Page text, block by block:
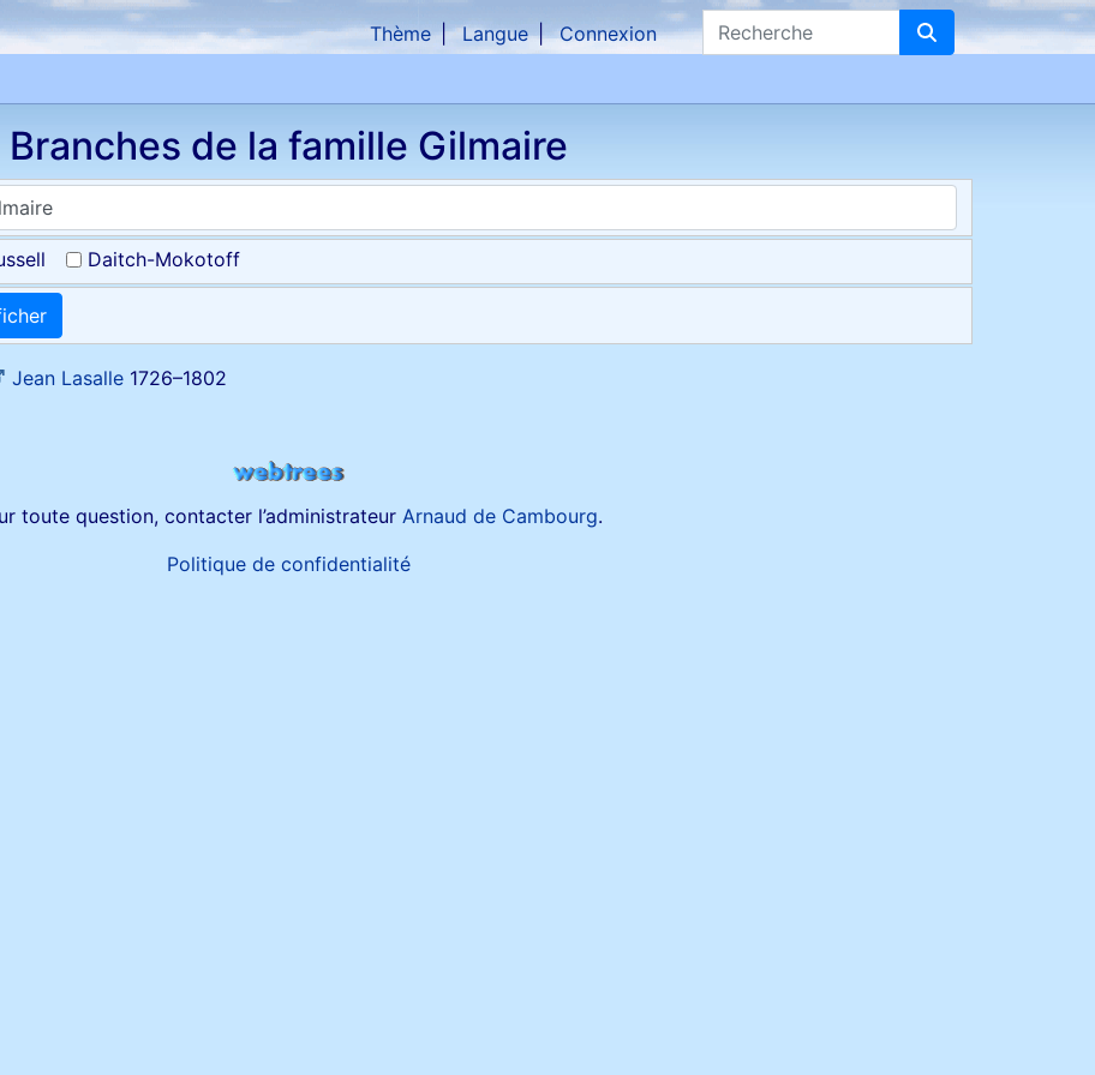
Recherche
Thème Langue Connexion
Branches de la famille Gilmaire
Daitch-Mokotoff
Jean Lasalle 1726–1802
toute question, contacter l’administrateur Arnaud de Cambourg.
Politique de confidentialité